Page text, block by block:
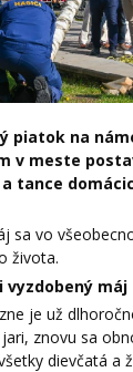
piatok na
v meste
tance
sa vo
života.
vyzdobený máj
je už
znovu sa
dievčatá a